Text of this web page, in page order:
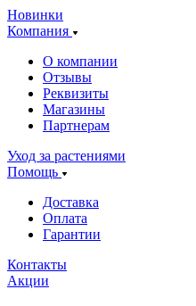
Новинки
Компания
О компании
Отзывы
Реквизиты
Магазины
Партнерам
Уход за растениями
Помощь
Доставка
Оплата
Гарантии
Контакты
Акции